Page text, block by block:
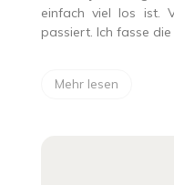
einfach viel los ist.
passiert. Ich fasse
Mehr lesen